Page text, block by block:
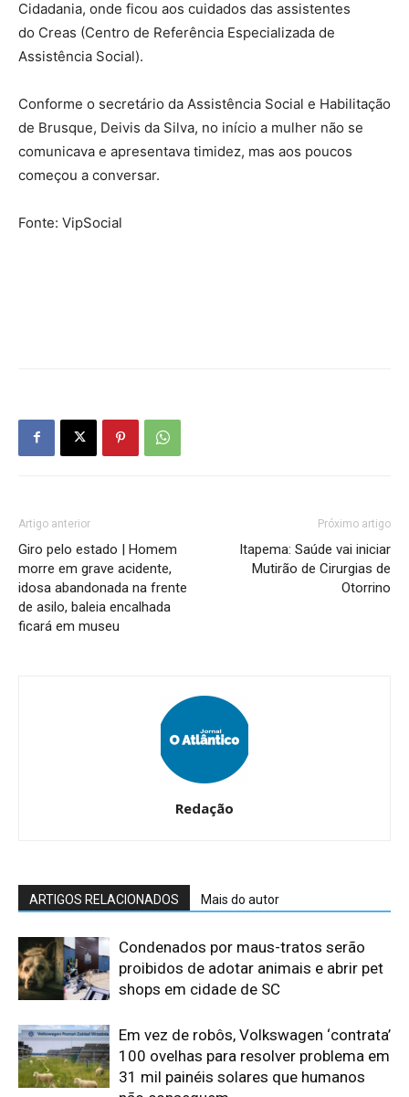
Cidadania, onde ficou aos cuidados das assistentes
do Creas (Centro de Referência Especializada de
Assistência Social).
Conforme o secretário da Assistência Social e Habilitação
de Brusque, Deivis da Silva, no início a mulher não se
comunicava e apresentava timidez, mas aos poucos
começou a conversar.
Fonte: VipSocial
Artigo anterior
Giro pelo estado | Homem
morre em grave acidente,
idosa abandonada na frente
de asilo, baleia encalhada
ficará em museu
Próximo artigo
Itapema: Saúde vai iniciar
Mutirão de Cirurgias de
Otorrino
Redação
ARTIGOS RELACIONADOS Mais do autor
Condenados por maus-tratos serão
proibidos de adotar animais e abrir pet
shops em cidade de SC
Em vez de robôs, Volkswagen ‘contrata’
100 ovelhas para resolver problema em
31 mil painéis solares que humanos